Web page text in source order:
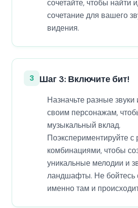
сочетайте, чтобы найти
сочетание для вашего
видения.
3 Шаг 3: Включите бит!
Назначьте разные звуки
своим персонажам,
музыкальный вклад.
Поэкспериментируйте
комбинациями, чтобы
уникальные мелодии и
ландшафты. Не бойтесь
именно там и